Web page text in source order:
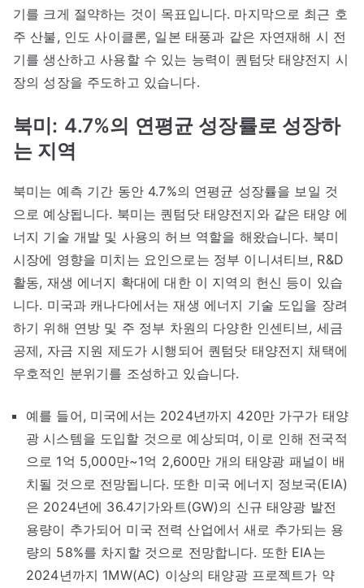
기를 크게 절약하는 것이 목표입니다. 마지막으로 최근 호
주 산불, 인도 사이클론, 일본 태풍과 같은 자연재해 시 전
기를 생산하고 사용할 수 있는 능력이 퀀텀닷 태양전지 시
장의 성장을 주도하고 있습니다.
북미: 4.7%의 연평균 성장률로 성장하
는 지역
북미는 예측 기간 동안 4.7%의 연평균 성장률을 보일 것
으로 예상됩니다. 북미는 퀀텀닷 태양전지와 같은 태양 에
너지 기술 개발 및 사용의 허브 역할을 해왔습니다. 북미
시장에 영향을 미치는 요인으로는 정부 이니셔티브, R&D
활동, 재생 에너지 확대에 대한 이 지역의 헌신 등이 있습
니다. 미국과 캐나다에서는 재생 에너지 기술 도입을 장려
하기 위해 연방 및 주 정부 차원의 다양한 인센티브, 세금
공제, 자금 지원 제도가 시행되어 퀀텀닷 태양전지 채택에
우호적인 분위기를 조성하고 있습니다.
예를 들어, 미국에서는 2024년까지 420만 가구가 태양
광 시스템을 도입할 것으로 예상되며, 이로 인해 전국적
으로 1억 5,000만~1억 2,600만 개의 태양광 패널이 배
치될 것으로 전망됩니다. 또한 미국 에너지 정보국(EIA)
은 2024년에 36.4기가와트(GW)의 신규 태양광 발전
용량이 추가되어 미국 전력 산업에서 새로 추가되는 용
량의 58%를 차지할 것으로 전망합니다. 또한 EIA는
2024년까지 1MW(AC) 이상의 태양광 프로젝트가 약